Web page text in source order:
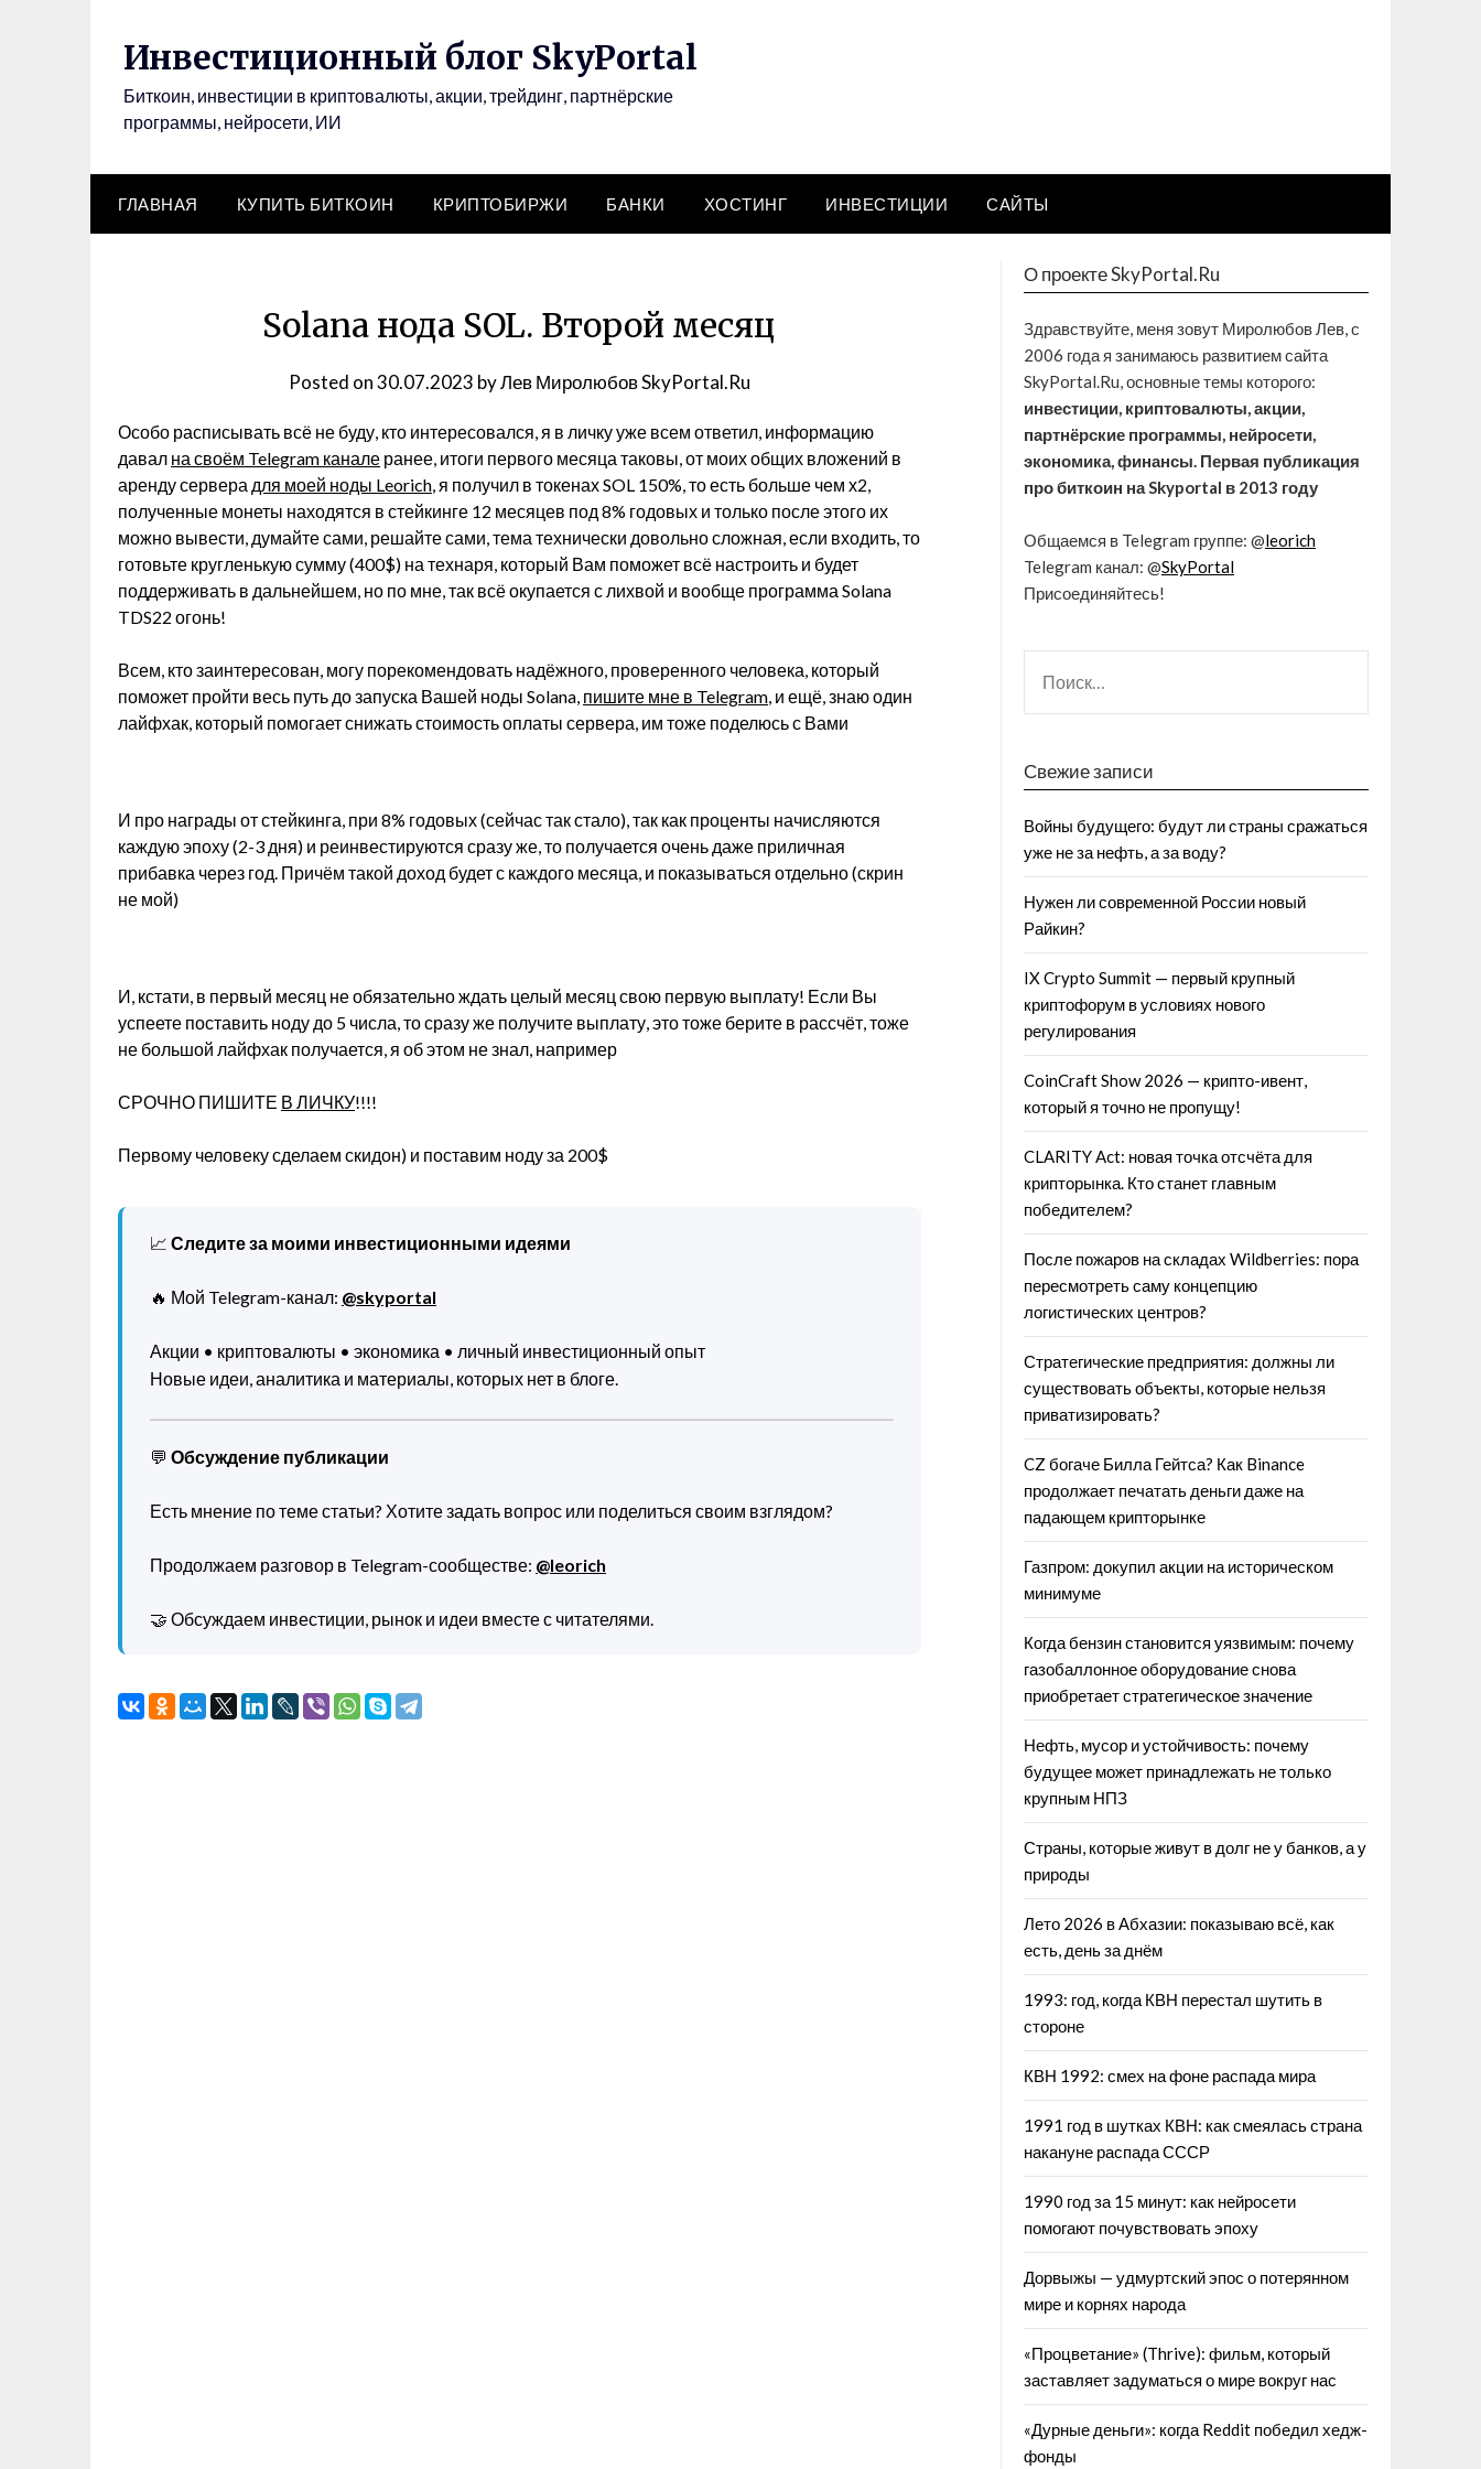
Инвестиционный блог SkyPortal
Биткоин, инвестиции в криптовалюты, акции, трейдинг, партнёрские
программы, нейросети, ИИ
ГЛАВНАЯ КУПИТЬ БИТКОИН КРИПТОБИРЖИ БАНКИ ХОСТИНГ ИНВЕСТИЦИИ САЙТЫ
Solana нода SOL. Второй месяц
Posted on30.07.2023 byЛев Миролюбов SkyPortal.Ru
Особо расписывать всё не буду, кто интересовался, я в личку уже всем ответил, информацию
давал на своём Telegram канале ранее, итоги первого месяца таковы, от моих общих вложений в
аренду сервера для моей ноды Leorich, я получил в токенах SOL 150%, то есть больше чем х2,
полученные монеты находятся в стейкинге 12 месяцев под 8% годовых и только после этого их
можно вывести, думайте сами, решайте сами, тема технически довольно сложная, если входить, то
готовьте кругленькую сумму (400$) на технаря, который Вам поможет всё настроить и будет
поддерживать в дальнейшем, но по мне, так всё окупается с лихвой и вообще программа Solana
TDS22 огонь!
Всем, кто заинтересован, могу порекомендовать надёжного, проверенного человека, который
поможет пройти весь путь до запуска Вашей ноды Solana, пишите мне в Telegram, и ещё, знаю один
лайфхак, который помогает снижать стоимость оплаты сервера, им тоже поделюсь с Вами
И про награды от стейкинга, при 8% годовых (сейчас так стало), так как проценты начисляются
каждую эпоху (2-3 дня) и реинвестируются сразу же, то получается очень даже приличная
прибавка через год. Причём такой доход будет с каждого месяца, и показываться отдельно (скрин
не мой)
И, кстати, в первый месяц не обязательно ждать целый месяц свою первую выплату! Если Вы
успеете поставить ноду до 5 числа, то сразу же получите выплату, это тоже берите в рассчёт, тоже
не большой лайфхак получается, я об этом не знал, например
СРОЧНО ПИШИТЕ В ЛИЧКУ!!!!
Первому человеку сделаем скидон) и поставим ноду за 200$
📈 Следите за моими инвестиционными идеями
🔥 Мой Telegram-канал: @skyportal
Акции • криптовалюты • экономика • личный инвестиционный опыт
Новые идеи, аналитика и материалы, которых нет в блоге.
💬 Обсуждение публикации
Есть мнение по теме статьи? Хотите задать вопрос или поделиться своим взглядом?
Продолжаем разговор в Telegram-сообществе: @leorich
🤝 Обсуждаем инвестиции, рынок и идеи вместе с читателями.
О проекте SkyPortal.Ru
Здравствуйте, меня зовут Миролюбов Лев, с
2006 года я занимаюсь развитием сайта
SkyPortal.Ru, основные темы которого:
инвестиции, криптовалюты, акции,
партнёрские программы, нейросети,
экономика, финансы. Первая публикация
про биткоин на Skyportal в 2013 году
Общаемся в Telegram группе: @leorich
Telegram канал: @SkyPortal
Присоединяйтесь!
Свежие записи
Войны будущего: будут ли страны сражаться
уже не за нефть, а за воду?
Нужен ли современной России новый
Райкин?
IX Crypto Summit — первый крупный
криптофорум в условиях нового
регулирования
CoinCraft Show 2026 — крипто-ивент,
который я точно не пропущу!
CLARITY Act: новая точка отсчёта для
крипторынка. Кто станет главным
победителем?
После пожаров на складах Wildberries: пора
пересмотреть саму концепцию
логистических центров?
Стратегические предприятия: должны ли
существовать объекты, которые нельзя
приватизировать?
CZ богаче Билла Гейтса? Как Binance
продолжает печатать деньги даже на
падающем крипторынке
Газпром: докупил акции на историческом
минимуме
Когда бензин становится уязвимым: почему
газобаллонное оборудование снова
приобретает стратегическое значение
Нефть, мусор и устойчивость: почему
будущее может принадлежать не только
крупным НПЗ
Страны, которые живут в долг не у банков, а у
природы
Лето 2026 в Абхазии: показываю всё, как
есть, день за днём
1993: год, когда КВН перестал шутить в
стороне
КВН 1992: смех на фоне распада мира
1991 год в шутках КВН: как смеялась страна
накануне распада СССР
1990 год за 15 минут: как нейросети
помогают почувствовать эпоху
Дорвыжы — удмуртский эпос о потерянном
мире и корнях народа
«Процветание» (Thrive): фильм, который
заставляет задуматься о мире вокруг нас
«Дурные деньги»: когда Reddit победил хедж-
фонды